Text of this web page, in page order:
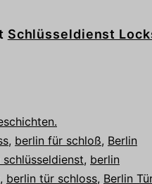
Schlüsseldienst
, berlin für schloß, Berlin
schlüsseldienst, berlin
, berlin tür schloss, Berlin